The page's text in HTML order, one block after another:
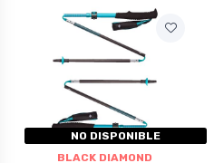
NO DISPONIBLE
BLACK DIAMOND